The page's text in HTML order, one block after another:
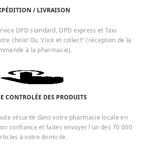
/ LIVRAISON
DPD standard, DPD express et Taxi
choix! Ou "click et collect" (réception de la
à la pharmacie).
CONTROLÉE DES PRODUITS
sécurité dans votre pharmacie locale en
confiance et faites envoyer l'un des 70 000
à votre domicile.